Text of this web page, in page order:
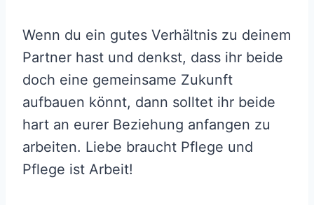
Wenn du ein gutes Verhältnis zu deinem
Partner hast und denkst, dass ihr beide
doch eine gemeinsame Zukunft
aufbauen könnt, dann solltet ihr beide
hart an eurer Beziehung anfangen zu
arbeiten. Liebe braucht Pflege und
Pflege ist Arbeit!